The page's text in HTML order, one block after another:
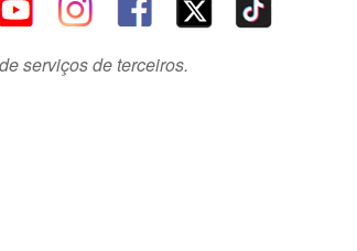
serviços de terceiros.